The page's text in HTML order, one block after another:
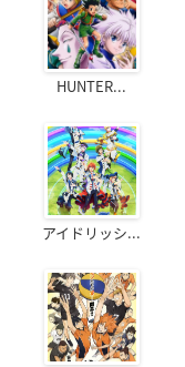
HUNTER...
アイドリッシ...